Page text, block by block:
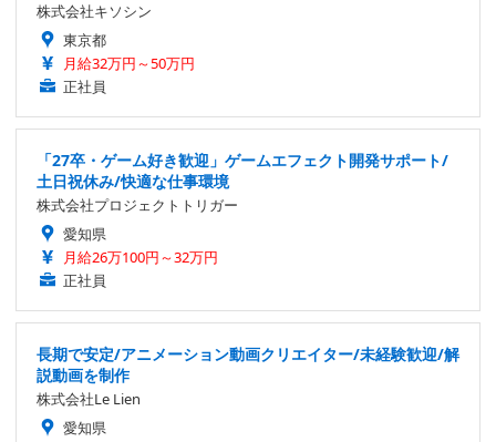
株式会社キソシン
東京都
月給32万円～50万円
正社員
「27卒・ゲーム好き歓迎」ゲームエフェクト開発サポート/
土日祝休み/快適な仕事環境
株式会社プロジェクトトリガー
愛知県
月給26万100円～32万円
正社員
長期で安定/アニメーション動画クリエイター/未経験歓迎/解
説動画を制作
株式会社Le Lien
愛知県